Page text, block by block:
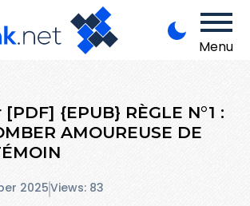
Menu
{EPUB} RÈGLE N°1 :
AMOUREUSE DE
2025Views: 83